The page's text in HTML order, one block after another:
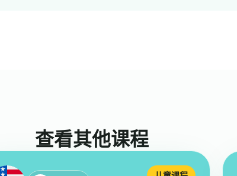
查看其他课程